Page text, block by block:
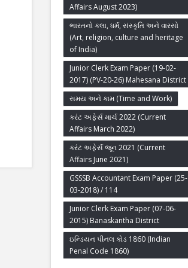
Affairs August 2023)
ભારતનો કલા, ધર્મ, સંસ્કૃતિ અને વારસો
(Art, religion, culture and heritage
of India)
Junior Clerk Exam Paper (19-02-
2017) (PV-20-26) Mahesana District
સમય અને કામ (Time and Work)
કરંટ અફેર્સ માર્ચ 2022 (Current
Affairs March 2022)
કરંટ અફેર્સ જૂન 2021 (Current
Affairs June 2021)
GSSSB Accountant Exam Paper (25-
03-2018) / 114
Junior Clerk Exam Paper (07-06-
2015) Banaskantha District
ઇન્ડિયન પીનલ કોડ 1860 (Indian
Penal Code 1860)